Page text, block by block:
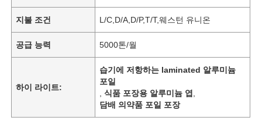
지불 조건 L/C,D/A,D/P,T/T,웨스턴 유니온
공급 능력 5000톤/월
하이 라이트:
습기에 저항하는 laminated 알루미늄
포일
,식품 포장용 알루미늄 엽
담배 의약품 포일 포장